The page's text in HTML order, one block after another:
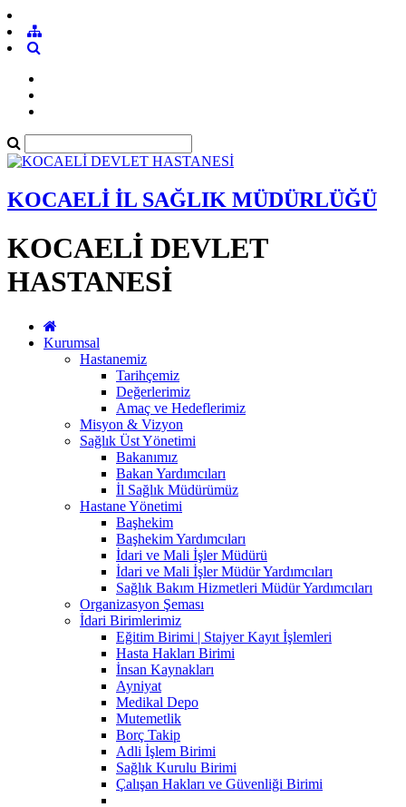
KOCAELİ İL SAĞLIK MÜDÜRLÜĞÜ
KOCAELİ DEVLET
HASTANESİ
Kurumsal
Hastanemiz
Tarihçemiz
Değerlerimiz
Amaç ve Hedeflerimiz
Misyon & Vizyon
Sağlık Üst Yönetimi
Bakanımız
Bakan Yardımcıları
İl Sağlık Müdürümüz
Hastane Yönetimi
Başhekim
Başhekim Yardımcıları
İdari ve Mali İşler Müdürü
İdari ve Mali İşler Müdür Yardımcıları
Sağlık Bakım Hizmetleri Müdür Yardımcıları
Organizasyon Şeması
İdari Birimlerimiz
Eğitim Birimi | Stajyer Kayıt İşlemleri
Hasta Hakları Birimi
İnsan Kaynakları
Ayniyat
Medikal Depo
Mutemetlik
Borç Takip
Adli İşlem Birimi
Sağlık Kurulu Birimi
Çalışan Hakları ve Güvenliği Birimi